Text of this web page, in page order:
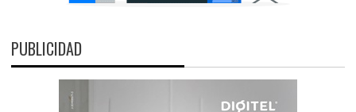
PUBLICIDAD